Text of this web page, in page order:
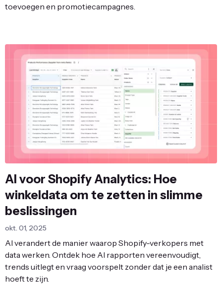
toevoegen en promotiecampagnes.
AI voor Shopify Analytics: Hoe
winkeldata om te zetten in slimme
beslissingen
okt. 01, 2025
AI verandert de manier waarop Shopify-verkopers met
data werken. Ontdek hoe AI rapporten vereenvoudigt,
trends uitlegt en vraag voorspelt zonder dat je een analist
hoeft te zijn.